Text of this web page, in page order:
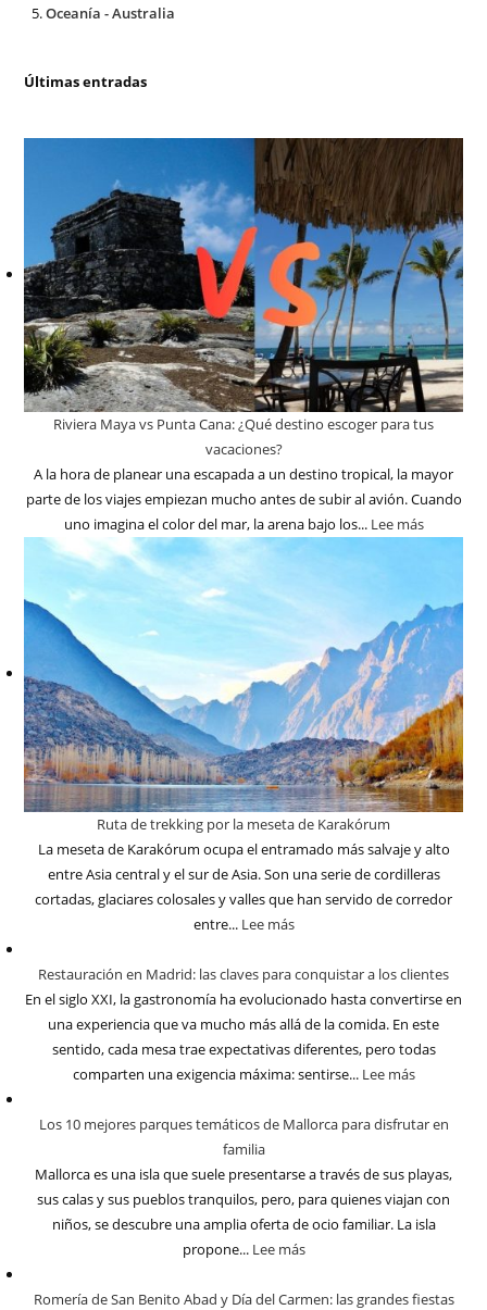
Oceanía - Australia
Últimas entradas
Riviera Maya vs Punta Cana: ¿Qué destino escoger para tus
vacaciones?
A la hora de planear una escapada a un destino tropical, la mayor
parte de los viajes empiezan mucho antes de subir al avión. Cuando
uno imagina el color del mar, la arena bajo los... Lee más
Ruta de trekking por la meseta de Karakórum
La meseta de Karakórum ocupa el entramado más salvaje y alto
entre Asia central y el sur de Asia. Son una serie de cordilleras
cortadas, glaciares colosales y valles que han servido de corredor
entre... Lee más
Restauración en Madrid: las claves para conquistar a los clientes
En el siglo XXI, la gastronomía ha evolucionado hasta convertirse en
una experiencia que va mucho más allá de la comida. En este
sentido, cada mesa trae expectativas diferentes, pero todas
comparten una exigencia máxima: sentirse... Lee más
Los 10 mejores parques temáticos de Mallorca para disfrutar en
familia
Mallorca es una isla que suele presentarse a través de sus playas,
sus calas y sus pueblos tranquilos, pero, para quienes viajan con
niños, se descubre una amplia oferta de ocio familiar. La isla
propone... Lee más
Romería de San Benito Abad y Día del Carmen: las grandes fiestas